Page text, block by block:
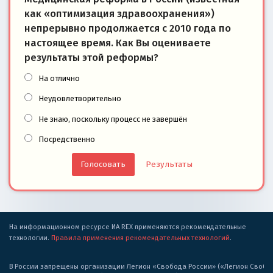
как «оптимизация здравоохранения»)
непрерывно продолжается с 2010 года по
настоящее время. Как Вы оцениваете
результаты этой реформы?
На отлично
Неудовлетворительно
Не знаю, поскольку процесс не завершён
Посредственно
Результаты
На информационном ресурсе ИА REX применяются рекомендательные
технологии. Правила применения рекомендательных технологий.
В России запрещены организации Легион «Свобода России» («Легион